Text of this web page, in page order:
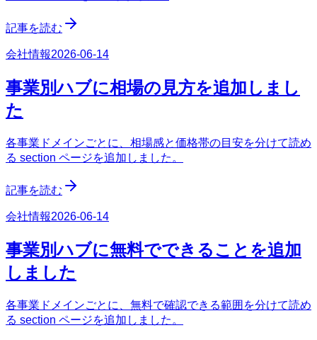
記事を読む
会社情報2026-06-14
事業別ハブに相場の見方を追加しまし
た
各事業ドメインごとに、相場感と価格帯の目安を分けて読め
る section ページを追加しました。
記事を読む
会社情報2026-06-14
事業別ハブに無料でできることを追加
しました
各事業ドメインごとに、無料で確認できる範囲を分けて読め
る section ページを追加しました。